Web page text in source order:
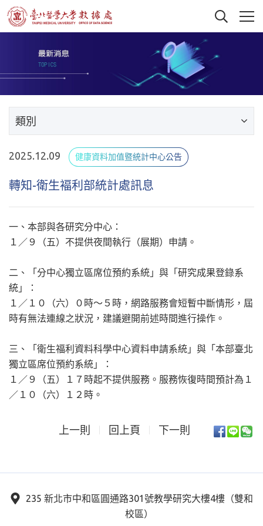
類別
2025.12.09 健康資料加值暨統計中心公告
轉知-衛生褔利部統計處訊息
一、本部與各研究分中心：
１／９（五）不提供夜間執行（展期）申請。
二、「分中心獨立區席位預約系統」與「研究成果登錄系
統」：
１／１０（六）０時～５時，網路服務會短暫中斷情形，屆
時有無法連線之狀況，建議避開前述時間進行操作。
三、「衛生福利資料科學中心資料申請系統」與「本部臺北
獨立區席位預約系統」：
１／９（五）１７時起不提供服務。服務恢復時間預計為１
／１０（六）１２時。
上一則 回上頁 下一則
235 新北市中和區圓通路301號教學研究大樓4樓（雙和
校區）